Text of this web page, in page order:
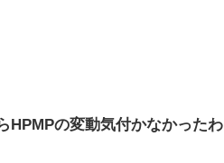
HPMPの変動気付かなかったわ